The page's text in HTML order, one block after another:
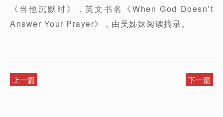
《当他沉默时》，英文书名《When God Doesn’t
Answer Your Prayer》，由吴姊妹阅读摘录。
上一篇 下一篇